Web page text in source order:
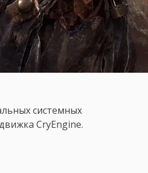
системных
CryEngine.